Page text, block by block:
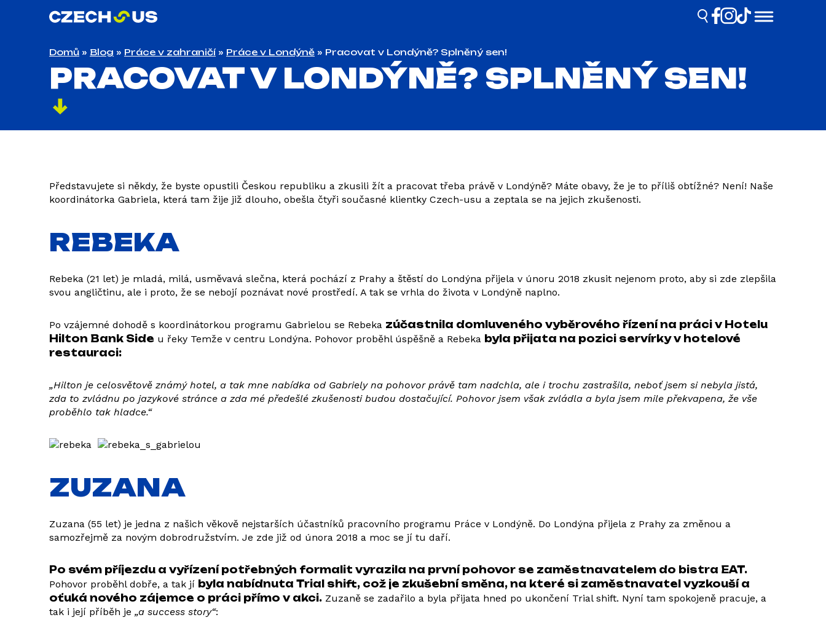
Domů » Blog » Práce v zahraničí» Práce v Londýně » Pracovat v Londýně? Splněný sen!
PRACOVAT V LONDÝNĚ? SPLNĚNÝ SEN!
Představujete si někdy, že byste opustili Českou republiku a zkusili žít a pracovat třeba právě v Londýně? Máte obavy, že je to příliš obtížné? Není! Naše
koordinátorka Gabriela, která tam žije již dlouho, obešla čtyři současné klientky Czech-usu a zeptala se na jejich zkušenosti.
REBEKA
Rebeka (21 let) je mladá, milá, usměvavá slečna, která pochází z Prahy a štěstí do Londýna přijela v únoru 2018 zkusit nejenom proto, aby si zde zlepšila
svou angličtinu, ale i proto, že se nebojí poznávat nové prostředí. A tak se vrhla do života v Londýně naplno.
Po vzájemné dohodě s koordinátorkou programu Gabrielou se Rebeka zúčastnila domluveného vyběrového řízení na práci v Hotelu
Hilton Bank Side u řeky Temže v centru Londýna. Pohovor proběhl úspěšně a Rebeka byla přijata na pozici servírky v hotelové
restauraci:
„Hilton je celosvětově známý hotel, a tak mne nabídka od Gabriely na pohovor právě tam nadchla, ale i trochu zastrašila, neboť jsem si nebyla jistá,
zda to zvládnu po jazykové stránce a zda mé předešlé zkušenosti budou dostačující. Pohovor jsem však zvládla a byla jsem mile překvapena, že vše
proběhlo tak hladce.“
ZUZANA
Zuzana (55 let) je jedna z našich věkově nejstarších účastníků pracovního programu Práce v Londýně. Do Londýna přijela z Prahy za změnou a
samozřejmě za novým dobrodružstvím. Je zde již od února 2018 a moc se jí tu daří.
Po svém příjezdu a vyřízení potřebných formalit vyrazila na první pohovor se zaměstnavatelem do bistra EAT.
Pohovor proběhl dobře, a tak jí byla nabídnuta Trial shift, což je zkušební směna, na které si zaměstnavatel vyzkouší a
oťuká nového zájemce o práci přímo v akci. Zuzaně se zadařilo a byla přijata hned po ukončení Trial shift. Nyní tam spokojeně pracuje, a
tak i její příběh je „a success story“: